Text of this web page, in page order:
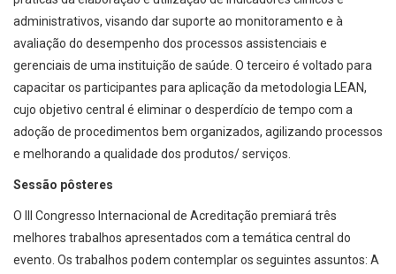
administrativos, visando dar suporte ao monitoramento e à
avaliação do desempenho dos processos assistenciais e
gerenciais de uma instituição de saúde. O terceiro é voltado para
capacitar os participantes para aplicação da metodologia LEAN,
cujo objetivo central é eliminar o desperdício de tempo com a
adoção de procedimentos bem organizados, agilizando processos
e melhorando a qualidade dos produtos/ serviços.
Sessão pôsteres
O III Congresso Internacional de Acreditação premiará três
melhores trabalhos apresentados com a temática central do
evento. Os trabalhos podem contemplar os seguintes assuntos: A